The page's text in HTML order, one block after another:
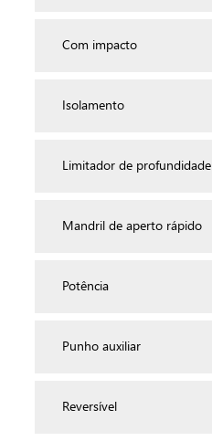
Com impacto
Isolamento
Limitador de profundidade
Mandril de aperto rápido
Potência
Punho auxiliar
Reversível